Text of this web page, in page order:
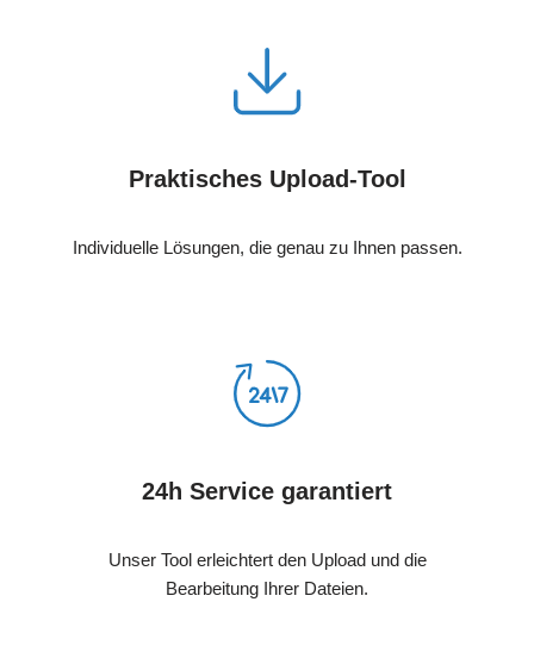
Praktisches Upload-Tool
Individuelle Lösungen, die genau zu Ihnen passen.
24h Service garantiert
Unser Tool erleichtert den Upload und die
Bearbeitung Ihrer Dateien.